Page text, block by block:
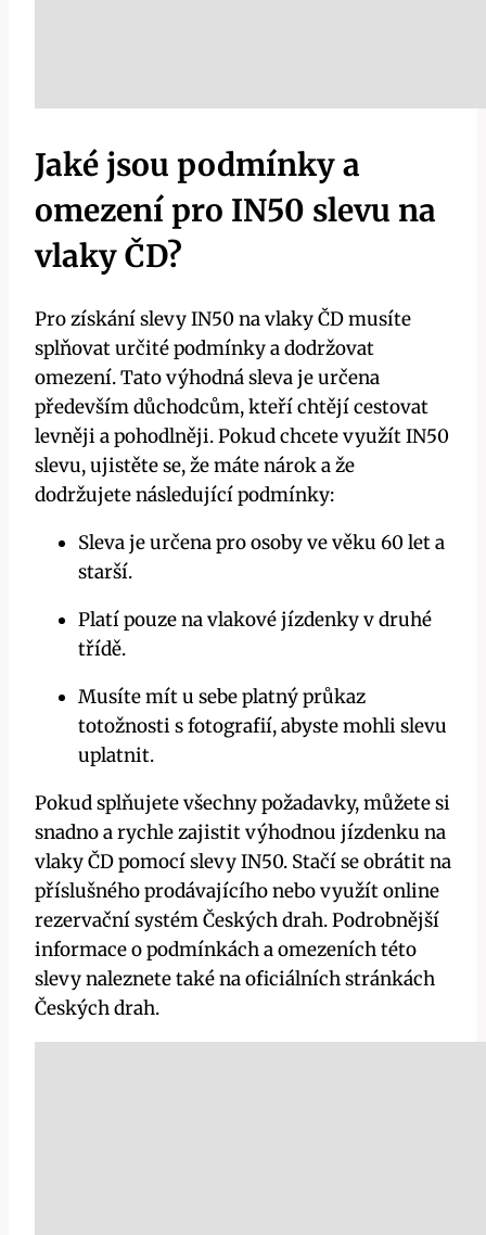
Jaké jsou podmínky a
omezení pro IN50 slevu na
vlaky ČD?
Pro získání slevy IN50 na vlaky ČD musíte
splňovat určité podmínky a dodržovat
omezení. Tato výhodná sleva je určena
především důchodcům, kteří chtějí cestovat
levněji a pohodlněji. Pokud chcete využít IN50
slevu, ujistěte se, že máte nárok a že
dodržujete následující podmínky:
Sleva je určena pro osoby ve věku 60 let a
starší.
Platí pouze na vlakové jízdenky v druhé
třídě.
Musíte mít u sebe platný průkaz
totožnosti s fotografií, abyste mohli slevu
uplatnit.
Pokud splňujete všechny požadavky, můžete si
snadno a rychle zajistit výhodnou jízdenku na
vlaky ČD pomocí slevy IN50. Stačí se obrátit na
příslušného prodávajícího nebo využít online
rezervační systém Českých drah. Podrobnější
informace o podmínkách a omezeních této
slevy naleznete také na oficiálních stránkách
Českých drah.